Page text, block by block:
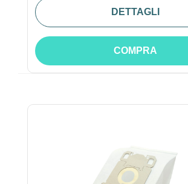
DETTAGLI
COMPRA